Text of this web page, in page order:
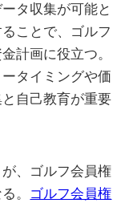
タ収集が可能と
ことで、ゴルフ
計画に役立つ。
タイミングや価
自己教育が重要
、ゴルフ会員権
。 ゴルフ会員権